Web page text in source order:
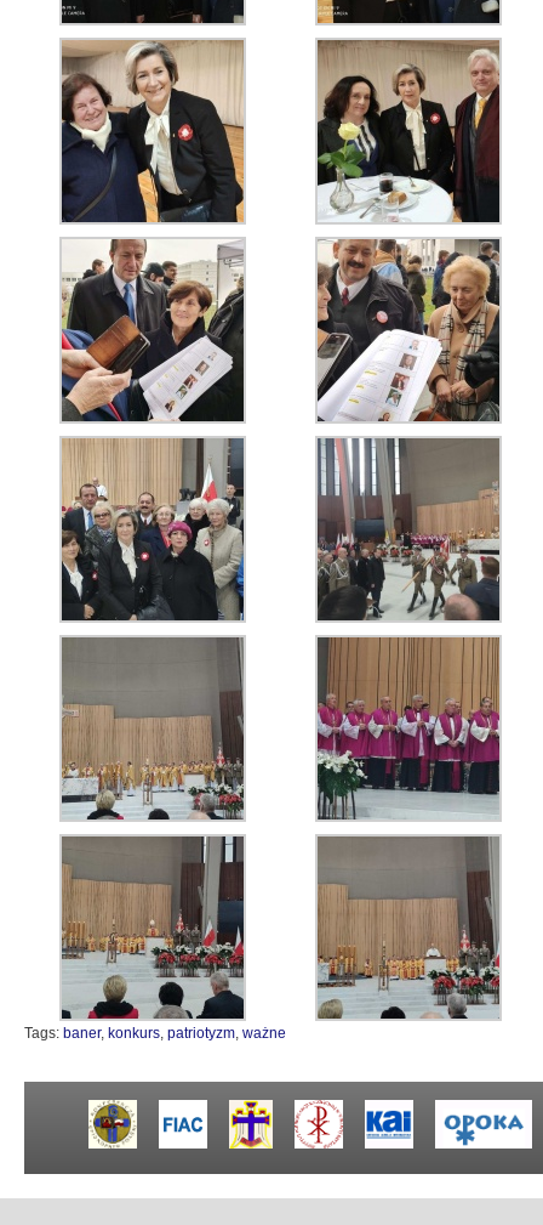
Tags: baner, konkurs, patriotyzm, ważne